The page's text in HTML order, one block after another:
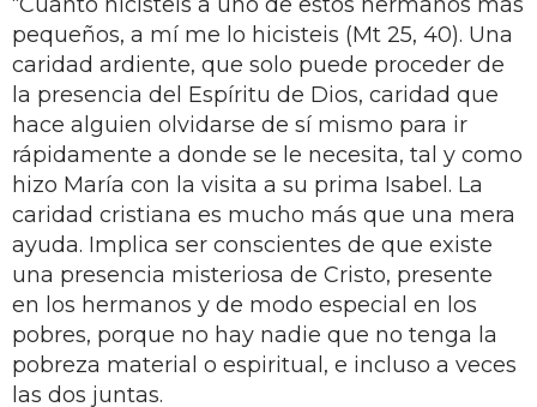
pequeños, a mí me lo hicisteis (Mt 25, 40). Una
caridad ardiente, que solo puede proceder de
la presencia del Espíritu de Dios, caridad que
hace alguien olvidarse de sí mismo para ir
rápidamente a donde se le necesita, tal y como
hizo María con la visita a su prima Isabel. La
caridad cristiana es mucho más que una mera
ayuda. Implica ser conscientes de que existe
una presencia misteriosa de Cristo, presente
en los hermanos y de modo especial en los
pobres, porque no hay nadie que no tenga la
pobreza material o espiritual, e incluso a veces
las dos juntas.